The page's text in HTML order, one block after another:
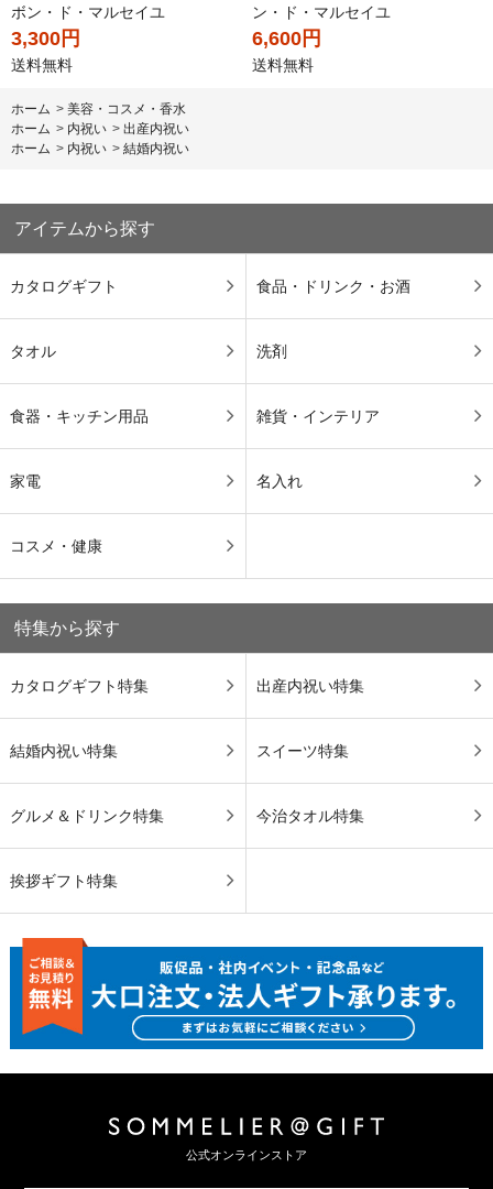
ボン・ド・マルセイユ
3,300円
送料無料
ン・ド・マルセイユ
6,600円
送料無料
ホーム > 美容・コスメ・香水
ホーム > 内祝い > 出産内祝い
ホーム > 内祝い > 結婚内祝い
アイテムから探す
カタログギフト 食品・ドリンク・お酒
タオル 洗剤
食器・キッチン用品 雑貨・インテリア
家電 名入れ
コスメ・健康
特集から探す
カタログギフト特集 出産内祝い特集
結婚内祝い特集 スイーツ特集
グルメ＆ドリンク特集 今治タオル特集
挨拶ギフト特集
公式オンラインストア